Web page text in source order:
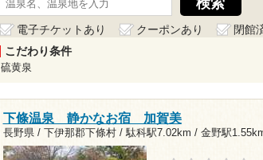
電子チケットあり クーポンあり
閉館
こだわり条件
硫黄泉
下條温泉 静かなお宿 加賀美
長野県 / 下伊那郡下條村 /駄科駅7.02km / 金野駅